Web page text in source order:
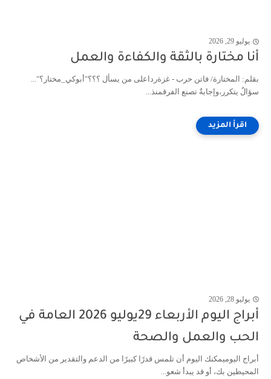
يوليو 29, 2026
أنا مختارة بالثقة والكفاءة والعمل
بقلم: المختارة/ فاتن حرب - غزةرداعلى من يسأل ؟؟؟"أبوكي_مختار؟"...
سؤالٌ يتكرر،وإجابةٌ تصنع الفرقمنذ...
يوليو 28, 2026
أبراج اليوم الأربعاء 29يوليو 2026 العامة في
الحب والعمل والصحة
أبراج اليوميمكنك اليوم أن تلمس قدرًا كبيرًا من الدعم والتقدير من الأشخاص
المحيطين بك، أو قد يبدأ شعو...